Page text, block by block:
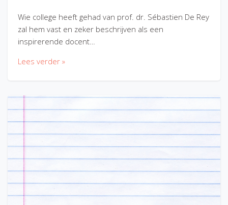
Wie college heeft gehad van prof. dr. Sébastien De Rey
zal hem vast en zeker beschrijven als een
inspirerende docent…
Lees verder »